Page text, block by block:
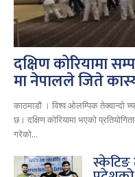
दक्षिण कोरियामा
मा नेपालले जिते
काठमाडौ । विश्व ओलम्पिक तेक्वान्दो
छ। दक्षिण कोरियामा भएको
गरेको...
स्केटिङ